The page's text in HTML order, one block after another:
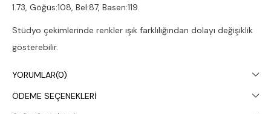
1.73, Göğüs:108, Bel:87, Basen:119.
Stüdyo çekimlerinde renkler ışık farklılığından dolayı değişiklik
gösterebilir.
Çamaşır makinesinde 30° yıkanması tavsiye edilir.
YORUMLAR(0)
ÖDEME SEÇENEKLERI